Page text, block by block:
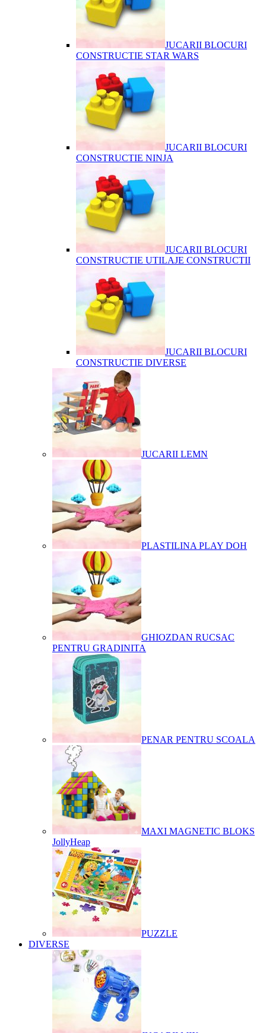
JUCARII BLOCURI
CONSTRUCTIE STAR WARS
JUCARII BLOCURI
CONSTRUCTIE NINJA
JUCARII BLOCURI
CONSTRUCTIE UTILAJE CONSTRUCTII
JUCARII BLOCURI
CONSTRUCTIE DIVERSE
JUCARII LEMN
PLASTILINA PLAY DOH
GHIOZDAN RUCSAC
PENTRU GRADINITA
PENAR PENTRU SCOALA
MAXI MAGNETIC BLOKS
JollyHeap
PUZZLE
DIVERSE